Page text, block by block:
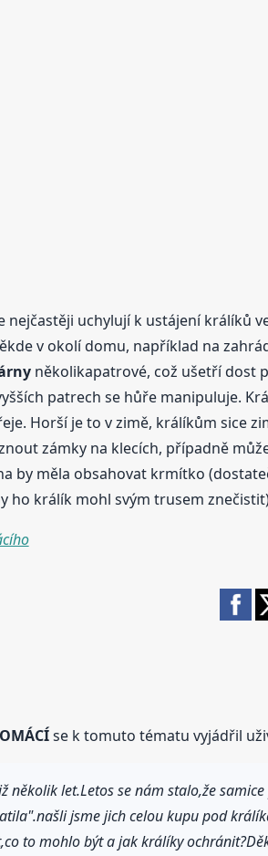
nejčastěji uchylují k ustájení králíků
v okolí domu, například na
několikapatrové, což ušetří dost
patrech se hůře manipuluje.
Horší je to v zimě, králíkům sice
zámky na klecích, případně
by měla obsahovat krmítko
ho králík mohl svým trusem
se k tomuto tématu vyjádřil
několik let.Letos se nám stalo,že
jsme jich celou kupu pod
to mohlo být a jak králíky